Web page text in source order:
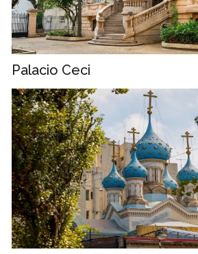
Palacio Ceci